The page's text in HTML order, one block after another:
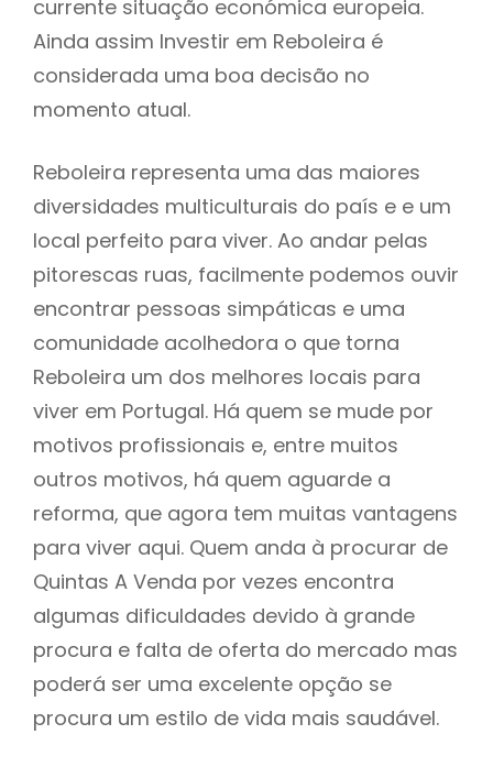
currente situação económica europeia.
Ainda assim Investir em Reboleira é
considerada uma boa decisão no
momento atual.
Reboleira representa uma das maiores
diversidades multiculturais do país e e um
local perfeito para viver. Ao andar pelas
pitorescas ruas, facilmente podemos ouvir
encontrar pessoas simpáticas e uma
comunidade acolhedora o que torna
Reboleira um dos melhores locais para
viver em Portugal. Há quem se mude por
motivos profissionais e, entre muitos
outros motivos, há quem aguarde a
reforma, que agora tem muitas vantagens
para viver aqui. Quem anda à procurar de
Quintas A Venda por vezes encontra
algumas dificuldades devido à grande
procura e falta de oferta do mercado mas
poderá ser uma excelente opção se
procura um estilo de vida mais saudável.